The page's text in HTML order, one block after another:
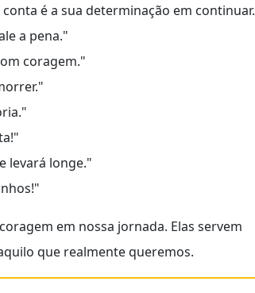
é a sua determinação em
a pena."
coragem."
levará longe."
em nossa jornada. Elas servem
que realmente queremos.